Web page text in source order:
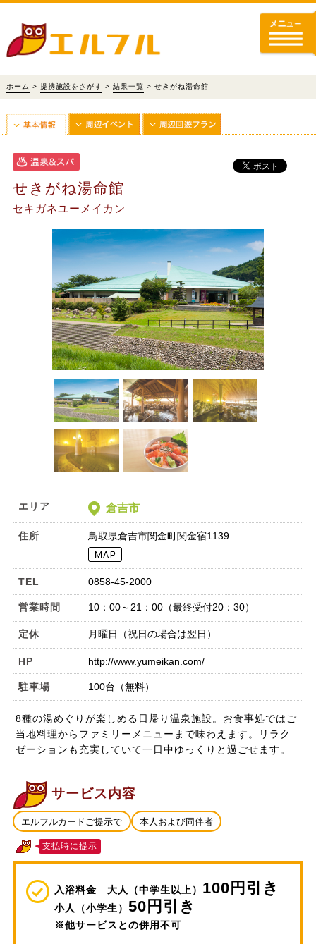
ホーム > 提携施設をさがす > 結果一覧 > せきがね湯命館
せきがね湯命館
セキガネユーメイカン
エリア 倉吉市
住所 鳥取県倉吉市関金町関金宿1139
TEL 0858-45-2000
営業時間 10：00～21：00（最終受付20：30）
定休 月曜日（祝日の場合は翌日）
HP http://www.yumeikan.com/
駐車場 100台（無料）
8種の湯めぐりが楽しめる日帰り温泉施設。お食事処ではご
当地料理からファミリーメニューまで味わえます。リラク
ゼーションも充実していて一日中ゆっくりと過ごせます。
サービス内容
エルフルカードご提示で 本人および同伴者
支払時に提示
入浴料金 大人（中学生以上） 100円引き
小人（小学生）50円引き
※他サービスとの併用不可